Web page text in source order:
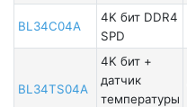
BL34C04A
4K бит DDR4
SPD
BL34TS04A
4K бит +
датчик
температуры